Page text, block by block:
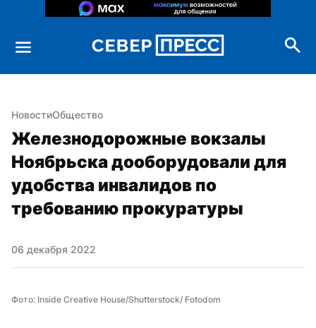
НовостиОбщество
Железнодорожные вокзалы
Ноябрьска дооборудовали для
удобства инвалидов по
требованию прокуратуры
06 декабря 2022
Фото: Inside Creative House/Shutterstock/ Fotodom